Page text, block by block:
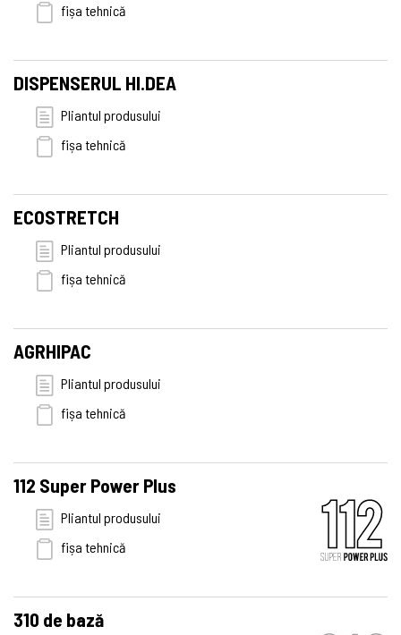
fișa tehnică
DISPENSERUL HI.DEA
Pliantul produsului
fișa tehnică
ECOSTRETCH
Pliantul produsului
fișa tehnică
AGRHIPAC
Pliantul produsului
fișa tehnică
112 Super Power Plus
Pliantul produsului
fișa tehnică
310 de bază